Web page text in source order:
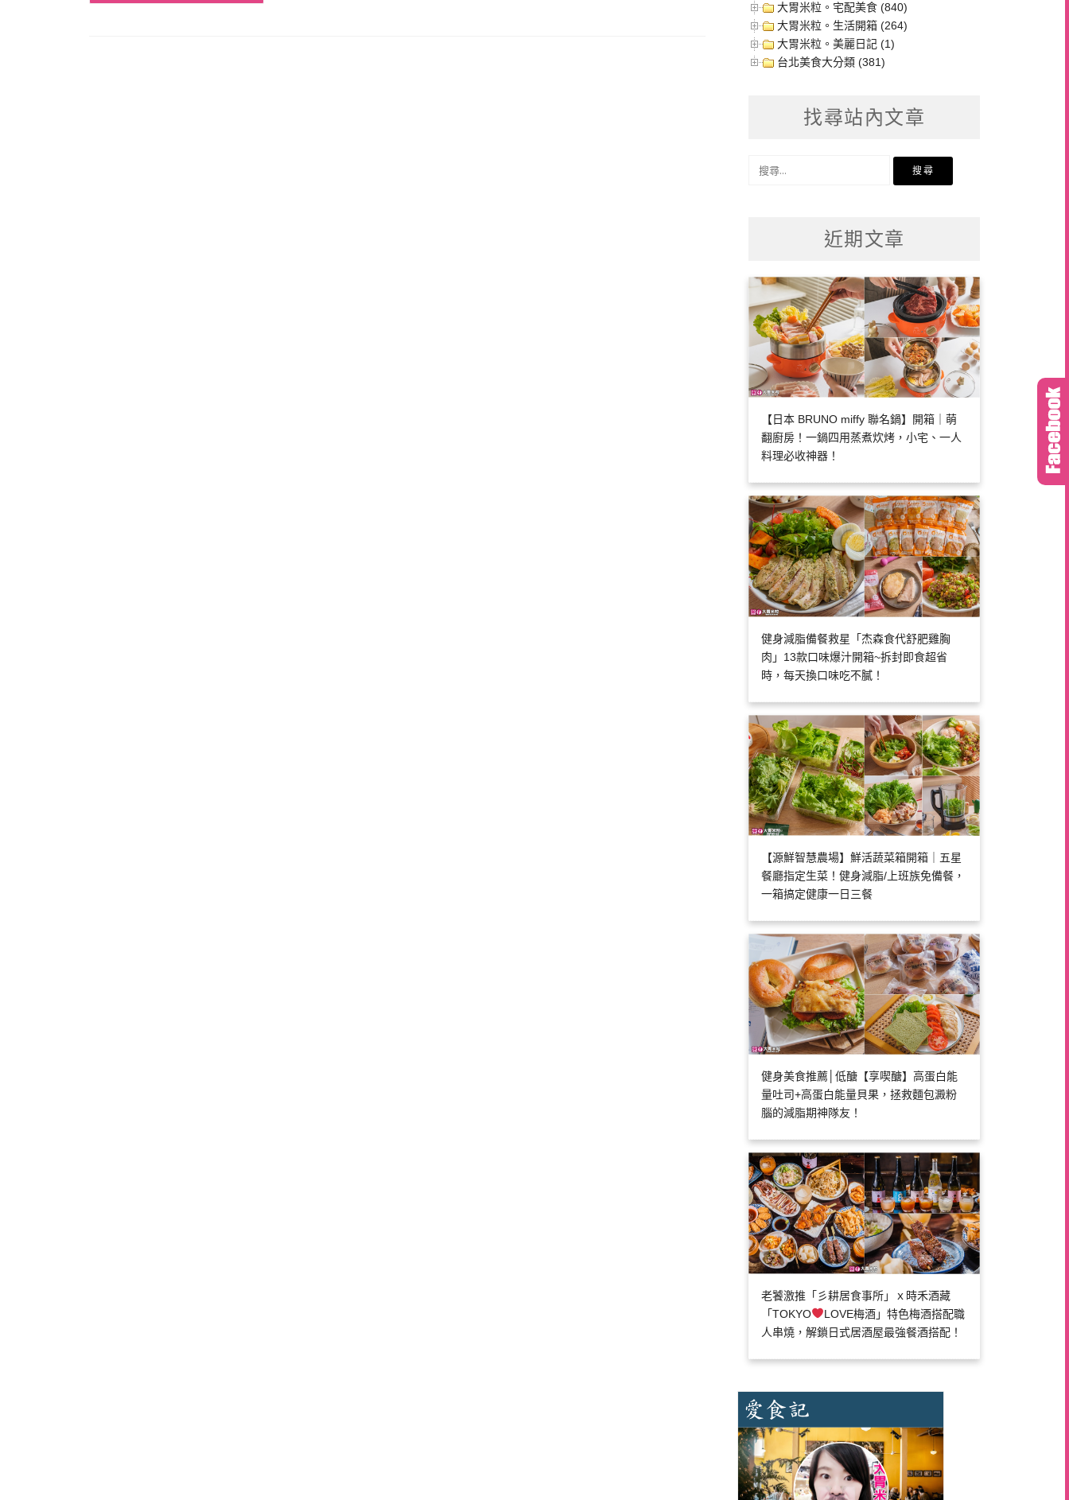
大胃米粒。宅配美食 (840)
大胃米粒。生活開箱 (264)
大胃米粒。美麗日記 (1)
台北美食大分類 (381)
找尋站內文章
近期文章
【日本 BRUNO miffy 聯名鍋】開箱｜萌
翻廚房！一鍋四用蒸煮炊烤，小宅、一人
料理必收神器！
健身減脂備餐救星「杰森食代舒肥雞胸
肉」13款口味爆汁開箱~拆封即食超省
時，每天換口味吃不膩！
【源鮮智慧農場】鮮活蔬菜箱開箱｜五星
餐廳指定生菜！健身減脂/上班族免備餐，
一箱搞定健康一日三餐
健身美食推薦│低醣【享喫醣】高蛋白能
量吐司+高蛋白能量貝果，拯救麵包澱粉
腦的減脂期神隊友！
老饕激推「彡耕居食事所」ｘ時禾酒藏
「TOKYO
LOVE梅酒」特色梅酒搭配職
人串燒，解鎖日式居酒屋最強餐酒搭配！